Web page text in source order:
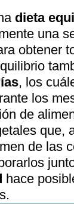
dieta
una
obtener
, los
los
de
que,
de las
hace